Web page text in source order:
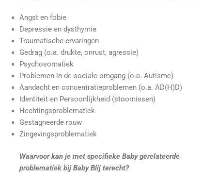
Angst en fobie
Depressie en dysthymie
Traumatische ervaringen
Gedrag (o.a. drukte, onrust, agressie)
Psychosomatiek
Problemen in de sociale omgang (o.a. Autisme)
Aandacht en concentratieproblemen (o.a. AD(H)D)
Identiteit en Persoonlijkheid (stoornissen)
Hechtingsproblematiek
Gestagneerde rouw
Zingevingsproblematiek
Waarvoor kan je met specifieke Baby gerelateerde
problematiek bij Baby Blij terecht?